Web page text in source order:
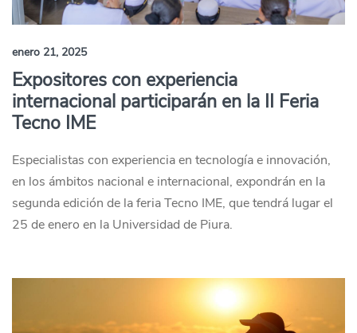
enero 21, 2025
Expositores con experiencia
internacional participarán en la II Feria
Tecno IME
Especialistas con experiencia en tecnología e innovación,
en los ámbitos nacional e internacional, expondrán en la
segunda edición de la feria Tecno IME, que tendrá lugar el
25 de enero en la Universidad de Piura.